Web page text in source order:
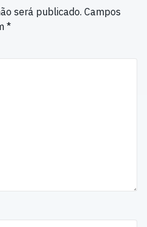
será publicado. Campos
*